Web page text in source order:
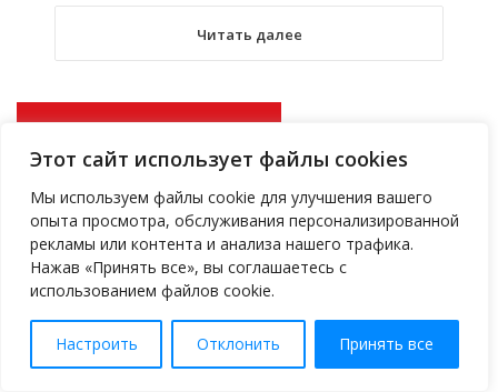
Этот сайт использует файлы cookies
Мы используем файлы cookie для улучшения вашего
опыта просмотра, обслуживания персонализированной
рекламы или контента и анализа нашего трафика.
Нажав «Принять все», вы соглашаетесь с
использованием файлов cookie.
Настроить Отклонить Принять все
Читать далее
Н
а
й
: